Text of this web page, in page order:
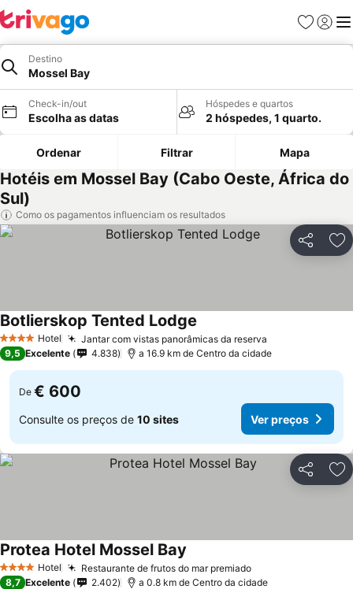
Favoritos
Iniciar
Destino
Mossel Bay
Check-in/out
Escolha as datas
Hóspedes e quartos
2 hóspedes, 1 quarto.
Ordenar Filtrar Mapa
Hotéis em Mossel Bay (Cabo Oeste, África do
Sul)
Como os pagamentos influenciam os resultados
Partilhar
4 EstrelasHotel Jantar com vistas panorâmicas da reserva
Botlierskop Tented Lodge
9,5 Excelente 4.838 a 16.9 km de Centro da cidade
De € 600
Consulte os preços de 10 sites Ver preços
Partilhar
4 EstrelasHotel Restaurante de frutos do mar premiadoVer preços
Protea Hotel Mossel Bay
8,7 Excelente 2.402 a 0.8 km de Centro da cidade